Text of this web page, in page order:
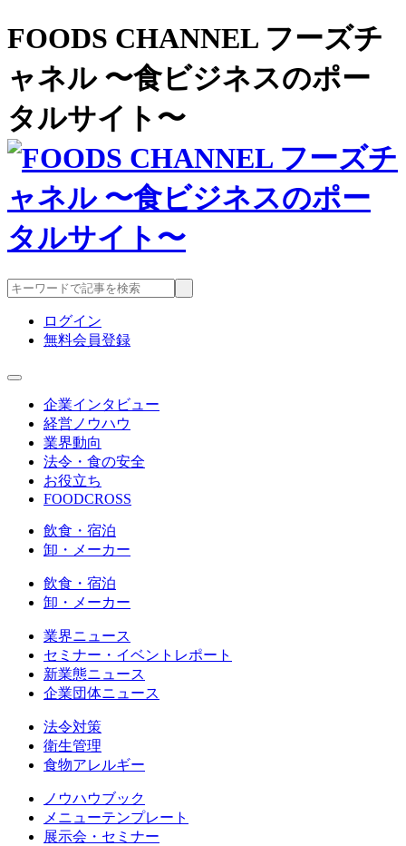
FOODS CHANNEL フーズチ
ャネル 〜食ビジネスのポー
タルサイト〜
ログイン
無料会員登録
企業インタビュー
経営ノウハウ
業界動向
法令・食の安全
お役立ち
FOODCROSS
飲食・宿泊
卸・メーカー
飲食・宿泊
卸・メーカー
業界ニュース
セミナー・イベントレポート
新業態ニュース
企業団体ニュース
法令対策
衛生管理
食物アレルギー
ノウハウブック
メニューテンプレート
展示会・セミナー